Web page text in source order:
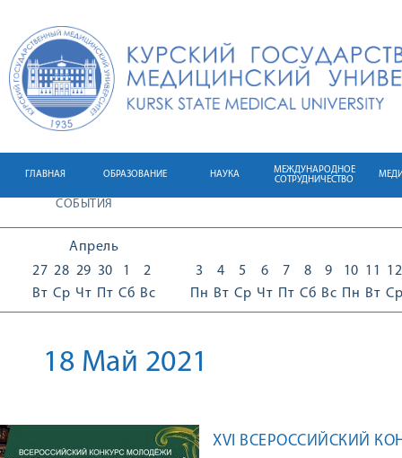
ГЛАВНАЯ ОБРАЗОВАНИЕ НАУКА
МЕЖДУНАРОДНОЕ
СОТРУДНИЧЕСТВО
СОБЫТИЯ
Апрель
27
Вт
28
Ср
29
Чт
30
Пт
1
Сб
2
Вс
3
Пн
4
Вт
5
Ср
6
Чт
7
Пт
8
Сб
9
Вс
10
Пн
11
Вт
12
Ср
18 Май 2021
XVI ВСЕРОССИЙСКИЙ